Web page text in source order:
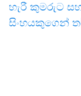
හැරී කුමරුට
සිංහයකුගෙන්